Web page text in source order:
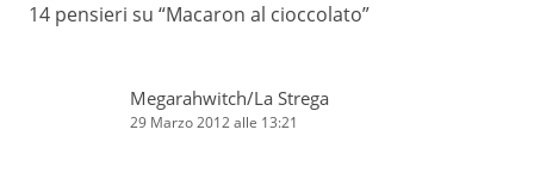
14 pensieri su “Macaron al cioccolato”
Megarahwitch/La Strega
29 Marzo 2012 alle 13:21